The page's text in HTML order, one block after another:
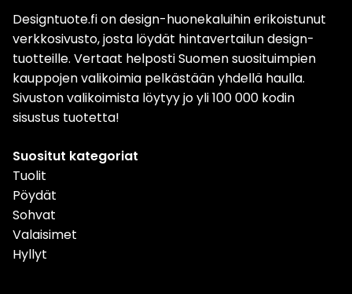
Designtuote.fi on design-huonekaluihin erikoistunut
verkkosivusto, josta löydät hintavertailun design-
tuotteille. Vertaat helposti Suomen suosituimpien
kauppojen valikoimia pelkästään yhdellä haulla.
Sivuston valikoimista löytyy jo yli 100 000 kodin
sisustus tuotetta!
Suositut kategoriat
Tuolit
Pöydät
Sohvat
Valaisimet
Hyllyt